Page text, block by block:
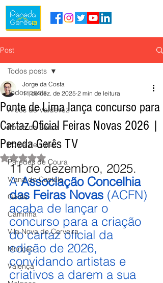
Post
Todos posts
Arcos de Valdevez
Ponte da Barca
Ponte de Lima
Paredes de Coura
Viana do Castelo
Gerês
Caminha
Vila Nova de Cerveira
Monção
Valença
Todos posts
Ponte de Lima lança concurso para
Cartaz Oficial Feiras Novas 2026 |
Peneda Gerês TV
Jorge da Costa
11 de dez. de 2025 2 min de leitura
Avaliado com NaN de 5 estrelas.
11 de dezembro, 2025.
A Associação Concelhia
das Feiras Novas (ACFN)
acaba de lançar o
concurso para a criação
do cartaz oficial da
edição de 2026,
convidando artistas e
criativos a darem a sua